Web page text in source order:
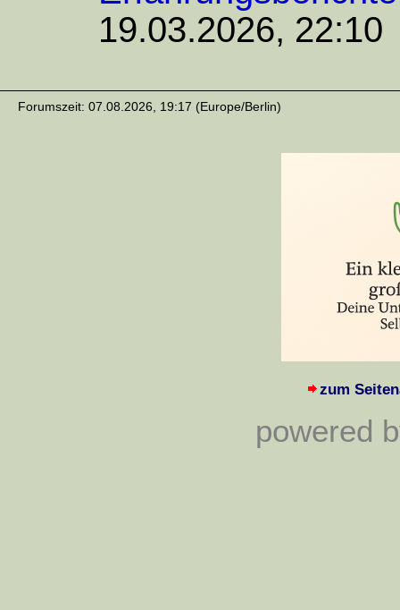
19.03.2026, 22:10
Forumszeit: 07.08.2026, 19:17 (Europe/Berlin)
zum
powered